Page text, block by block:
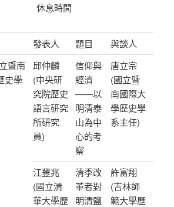
休息時間
發表人 題目
與談人
暨南
史學
邱仲麟
(中央研
究院歷史
語言研究
所研究
員)
信仰與
經濟
——以
明清泰
山為中
心的考
察
唐立宗
(國立暨
南國際大
學歷史學
系主任)
江豐兆
(國立清
華大學歷
清季改
革者對
明清鹽
許富翔
(吉林師
範大學歷